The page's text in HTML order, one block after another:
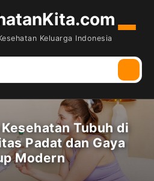
Keluarga Indonesia
Menu
Tubuh di
Padat dan Gaya
Modern